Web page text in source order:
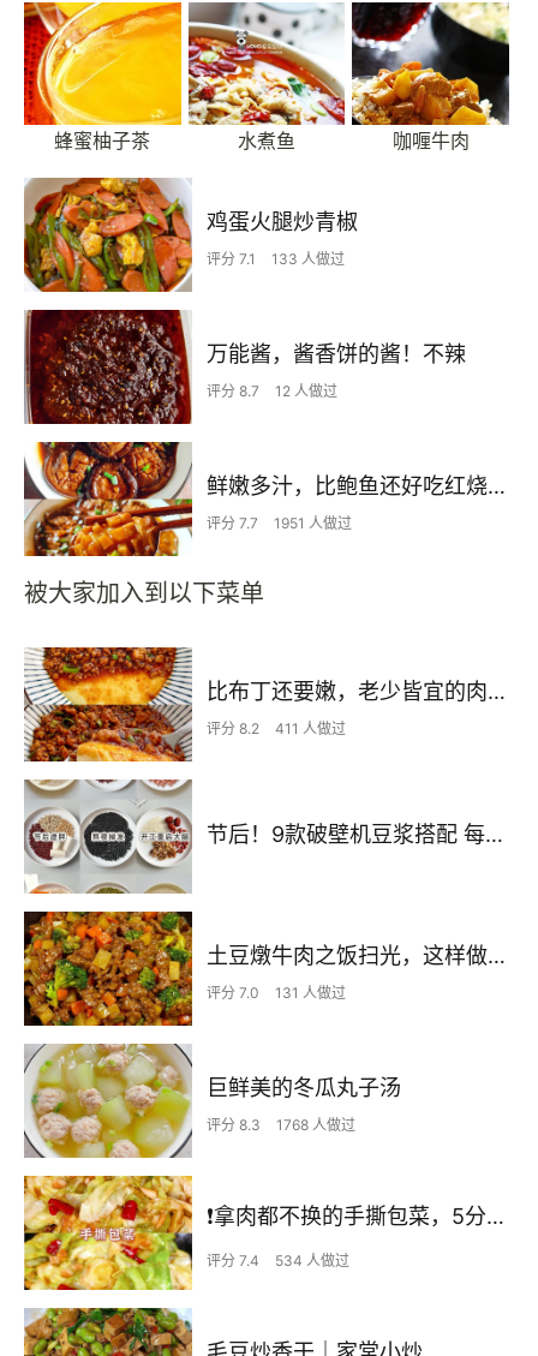
蜂蜜柚子茶 水煮鱼 咖喱牛肉
鸡蛋火腿炒青椒
评分 7.1 133 人做过
万能酱，酱香饼的酱！不辣
评分 8.7 12 人做过
鲜嫩多汁，比鲍鱼还好吃红烧香菇
评分 7.7 1951 人做过
被大家加入到以下菜单
比布丁还要嫩，老少皆宜的肉沫蒸蛋
评分 8.2 411 人做过
节后！9款破壁机豆浆搭配 每天不重样喝出好状态！
土豆燉牛肉之饭扫光，这样做也太香了吧，还没出锅已是浓香四溢了
评分 7.0 131 人做过
巨鲜美的冬瓜丸子汤
评分 8.3 1768 人做过
❗拿肉都不换的手撕包菜，5分钟快手家常菜🔥
评分 7.4 534 人做过